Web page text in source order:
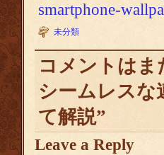
smartphone-
未分類
コメントは
シームレスな
て解説”
Leave a Reply